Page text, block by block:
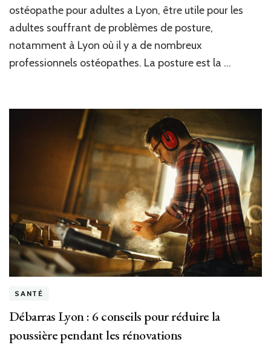
ostéopathe pour adultes a Lyon, être utile pour les
adultes souffrant de problèmes de posture,
notamment à Lyon où il y a de nombreux
professionnels ostéopathes. La posture est la …
SANTÉ
Débarras Lyon : 6 conseils pour réduire la
poussière pendant les rénovations